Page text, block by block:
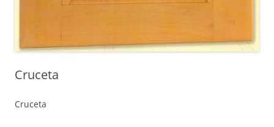
Cruceta
Cruceta